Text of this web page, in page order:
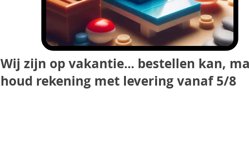
Wij zijn op vakantie... bestellen kan,
houd rekening met levering vanaf 5/8